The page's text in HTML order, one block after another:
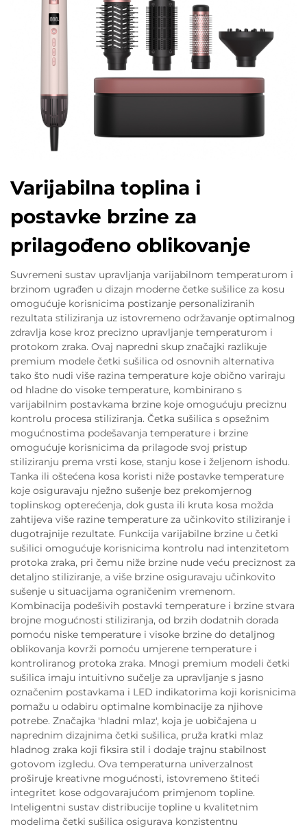
Varijabilna toplina i
postavke brzine za
prilagođeno oblikovanje
Suvremeni sustav upravljanja varijabilnom temperaturom i
brzinom ugrađen u dizajn moderne četke sušilice za kosu
omogućuje korisnicima postizanje personaliziranih
rezultata stiliziranja uz istovremeno održavanje optimalnog
zdravlja kose kroz precizno upravljanje temperaturom i
protokom zraka. Ovaj napredni skup značajki razlikuje
premium modele četki sušilica od osnovnih alternativa
tako što nudi više razina temperature koje obično variraju
od hladne do visoke temperature, kombinirano s
varijabilnim postavkama brzine koje omogućuju preciznu
kontrolu procesa stiliziranja. Četka sušilica s opsežnim
mogućnostima podešavanja temperature i brzine
omogućuje korisnicima da prilagode svoj pristup
stiliziranju prema vrsti kose, stanju kose i željenom ishodu.
Tanka ili oštećena kosa koristi niže postavke temperature
koje osiguravaju nježno sušenje bez prekomjernog
toplinskog opterećenja, dok gusta ili kruta kosa možda
zahtijeva više razine temperature za učinkovito stiliziranje i
dugotrajnije rezultate. Funkcija varijabilne brzine u četki
sušilici omogućuje korisnicima kontrolu nad intenzitetom
protoka zraka, pri čemu niže brzine nude veću preciznost za
detaljno stiliziranje, a više brzine osiguravaju učinkovito
sušenje u situacijama ograničenim vremenom.
Kombinacija podešivih postavki temperature i brzine stvara
brojne mogućnosti stiliziranja, od brzih dodatnih dorada
pomoću niske temperature i visoke brzine do detaljnog
oblikovanja kovrži pomoću umjerene temperature i
kontroliranog protoka zraka. Mnogi premium modeli četki
sušilica imaju intuitivno sučelje za upravljanje s jasno
označenim postavkama i LED indikatorima koji korisnicima
pomažu u odabiru optimalne kombinacije za njihove
potrebe. Značajka 'hladni mlaz', koja je uobičajena u
naprednim dizajnima četki sušilica, pruža kratki mlaz
hladnog zraka koji fiksira stil i dodaje trajnu stabilnost
gotovom izgledu. Ova temperaturna univerzalnost
proširuje kreativne mogućnosti, istovremeno štiteći
integritet kose odgovarajućom primjenom topline.
Inteligentni sustav distribucije topline u kvalitetnim
modelima četki sušilica osigurava konzistentnu